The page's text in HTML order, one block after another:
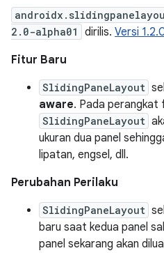
2.0-alpha01
dirilis. Versi
Fitur Baru
SlidingPaneLayout
aware. Pada perangkat
SlidingPaneLayout
ukuran dua panel
lipatan, engsel, dll.
Perubahan Perilaku
SlidingPaneLayout
baru saat kedua panel
panel sekarang akan